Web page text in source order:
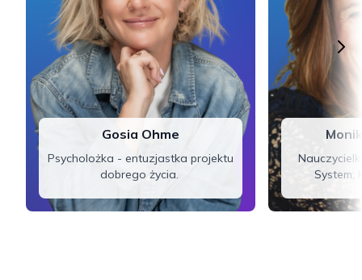
Gosia Ohme
Psycholożka - entuzjastka projektu
dobrego życia.
System;